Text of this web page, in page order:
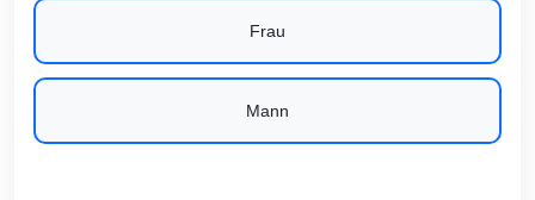
Frau
Mann